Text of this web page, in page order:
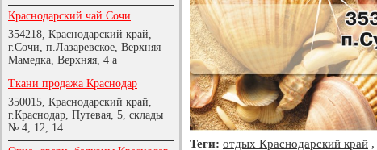
Краснодарский чай Сочи
354218, Краснодарский край,
г.Сочи, п.Лазаревское, Верхняя
Мамедка, Верхняя, 4 а
Ткани продажа Краснодар
350015, Краснодарский край,
г.Краснодар, Путевая, 5, склады
№ 4, 12, 14
Теги: отдых Краснодарский край,